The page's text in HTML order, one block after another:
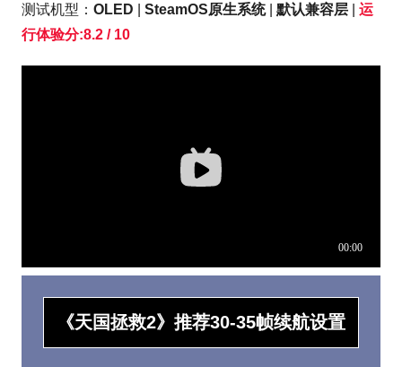
测试机型： OLED SteamOS原生系统| 默认兼容层
运
行体验分:8.2 / 10
《天国拯救2》推荐30-35帧续航设置